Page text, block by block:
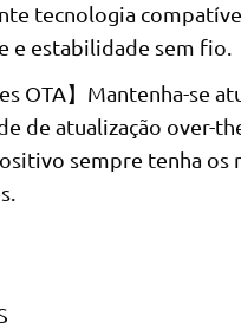
tecnologia
e estabilidade sem fio.
OTA】Mantenha-se
de atualização over-
sempre tenha os